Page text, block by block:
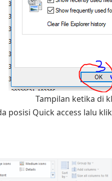
Tampilan ketika di
posisi Quick access lalu